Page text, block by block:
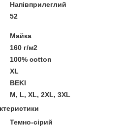
Напівприлеглий
52
Майка
160 г/м2
100% cotton
XL
BEKI
М, L, XL, 2XL, 3XL
Темно-сірий